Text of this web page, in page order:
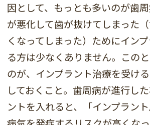
因として、もっとも多いのが歯
が悪化して歯が抜けてしまった
くなってしまった）ためにイン
る方は少なくありません。この
のが、インプラント治療を受け
しておくこと。歯周病が進行し
ントを入れると、「インプラン